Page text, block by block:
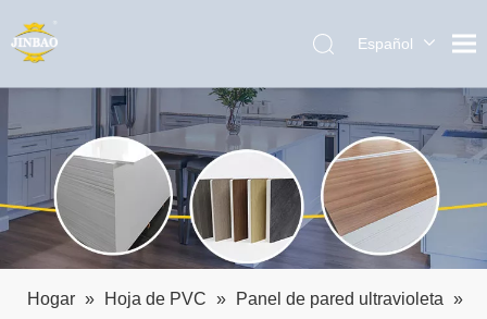
Español
Pусский
Português
Hogar » Hoja de PVC » Panel de pared ultravioleta »